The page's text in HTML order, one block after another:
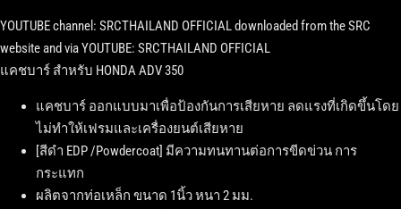
YOUTUBE channel: SRCTHAILAND OFFICIAL downloaded from the SRC
website and via YOUTUBE: SRCTHAILAND OFFICIAL
แคชบาร์ สำหรับ HONDA ADV 350
แคชบาร์ ออกแบบมาเพื่อป้องกันการเสียหาย ลดแรงที่เกิดขึ้นโดย
ไม่ทำให้เฟรมและเครื่องยนต์เสียหาย
[สีดำ EDP /Powdercoat] มีความทนทานต่อการขีดข่วน การ
กระแทก
ผลิตจากท่อเหล็ก ขนาด 1นิ้ว หนา 2 มม.